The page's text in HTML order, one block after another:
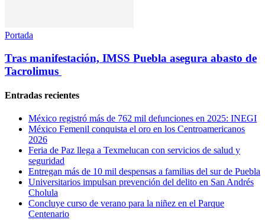
Portada
Tras manifestación, IMSS Puebla asegura abasto de
Tacrolimus
Entradas recientes
México registró más de 762 mil defunciones en 2025: INEGI
México Femenil conquista el oro en los Centroamericanos
2026
Feria de Paz llega a Texmelucan con servicios de salud y
seguridad
Entregan más de 10 mil despensas a familias del sur de Puebla
Universitarios impulsan prevención del delito en San Andrés
Cholula
Concluye curso de verano para la niñez en el Parque
Centenario